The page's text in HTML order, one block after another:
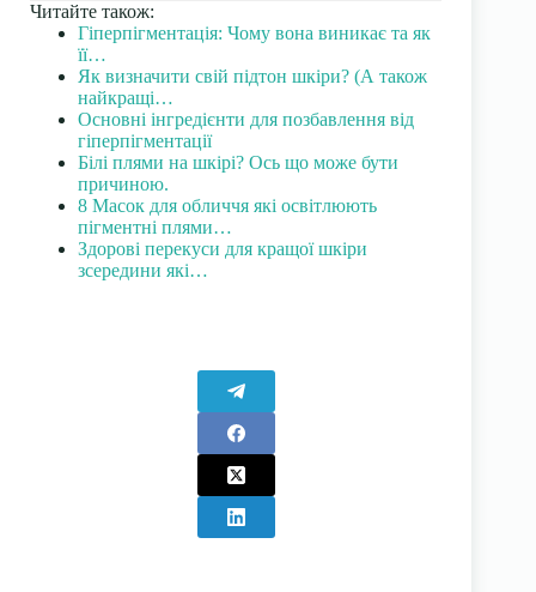
Читайте також:
Гіперпігментація: Чому вона виникає та як
її…
Як визначити свій підтон шкіри? (А також
найкращі…
Основні інгредієнти для позбавлення від
гіперпігментації
Білі плями на шкірі? Ось що може бути
причиною.
8 Масок для обличчя які освітлюють
пігментні плями…
Здорові перекуси для кращої шкіри
зсередини які…